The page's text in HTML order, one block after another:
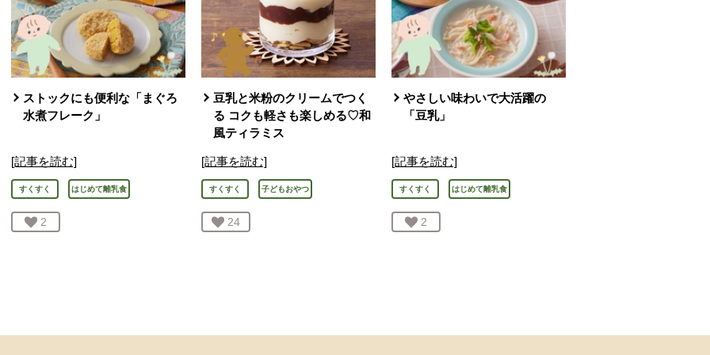
ストックにも便利な「まぐろ
水煮フレーク」
[記事を読む]
すくすく はじめて離乳食
お気に入り登録：
2
豆乳と米粉のクリームでつく
る コクも軽さも楽しめる♡和
風ティラミス
[記事を読む]
すくすく 子どもおやつ
お気に入り登録：
24人が登録
やさしい味わいで大活躍の
「豆乳」
[記事を読む]
すくすく はじめて離乳食
お気に入り登録：
2